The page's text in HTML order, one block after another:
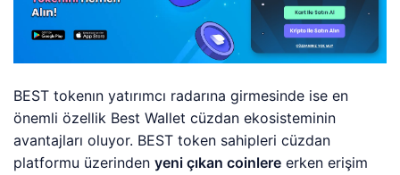
BEST tokenın yatırımcı radarına girmesinde ise en
önemli özellik Best Wallet cüzdan ekosisteminin
avantajları oluyor. BEST token sahipleri cüzdan
platformu üzerindenyeni çıkan coinlere erken erişim